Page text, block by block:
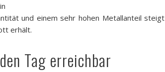
und einem sehr hohen Metallanteil steigt
erhält.
Tag erreichbar